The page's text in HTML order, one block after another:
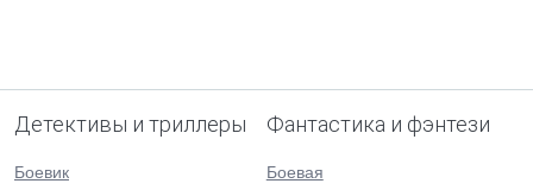
Детективы и триллеры
Боевик
Фантастика и фэнтези
Боевая